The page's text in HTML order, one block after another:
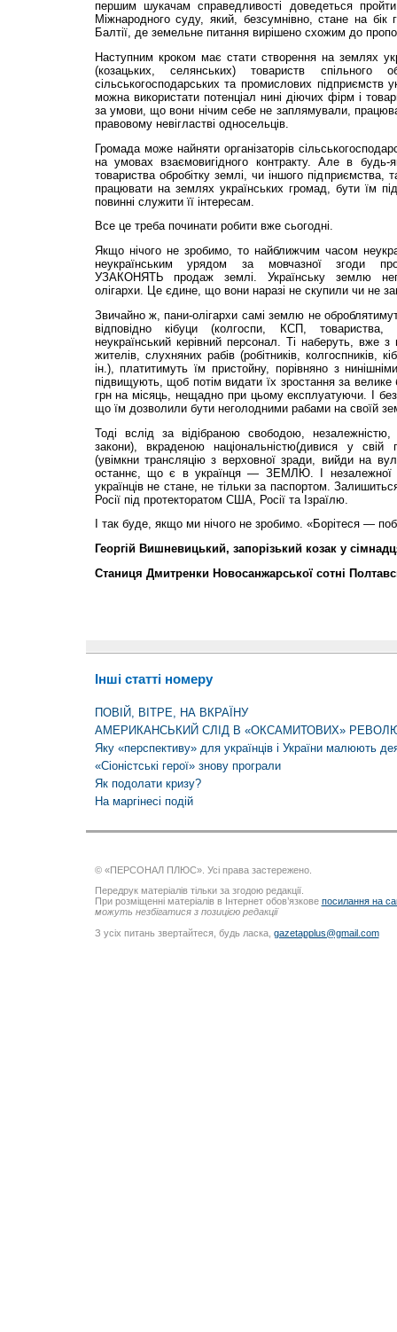
першим шукачам справедливості доведеться
Міжнародного суду, який, безсумнівно, стане на
Балтії, де земельне питання вирішено схожим до
Наступним кроком має стати створення на землях
(козацьких, селянських) товариств спільного
сільськогосподарських та промислових підприємств
можна використати потенціал нині діючих фірм і
за умови, що вони нічим себе не заплямували,
правовому невігластві односельців.
Громада може найняти організаторів
на умовах взаємовигідного контракту. Але в будь-
товариства обробітку землі, чи іншого підприємства,
працювати на землях українських громад, бути їм
повинні служити її інтересам.
Все це треба починати робити вже сьогодні.
Якщо нічого не зробимо, то найближчим часом
неукраїнським урядом за мовчазної згоди
УЗАКОНЯТЬ продаж землі. Українську землю
олігархи. Це єдине, що вони наразі не скупили чи не
Звичайно ж, пани-олігархи самі землю не
відповідно кібуци (колгоспи, КСП,
неукраїнський керівний персонал. Ті наберуть, вже з
жителів, слухняних рабів (робітників, колгоспників,
ін.), платитимуть їм пристойну, порівняно з
підвищують, щоб потім видати їх зростання за
грн на місяць, нещадно при цьому експлуатуючи. І
що їм дозволили бути неголодними рабами на своїй
Тоді вслід за відібраною свободою,
закони), вкраденою національністю(дивися у
(увімкни трансляцію з верховної зради, вийди на
останнє, що є в українця — ЗЕМЛЮ. І незалежної
українців не стане, не тільки за паспортом.
Росії під протекторатом США, Росії та Ізраїлю.
І так буде, якщо ми нічого не зробимо. «Борітеся —
Георгій Вишневицький, запорізький козак у
Станиця Дмитренки Новосанжарської сотні
Інші статті номеру
ПОВІЙ, ВІТРЕ, НА ВКРАЇНУ
АМЕРИКАНСЬКИЙ СЛІД В «ОКСАМИТОВИХ»
Яку «перспективу» для українців і України малюють
«Сіоністські герої» знову програли
Як подолати кризу?
На маргінесі подій
© «ПЕРСОНАЛ ПЛЮС». Усі права застережено.
Передрук матеріалів тільки за згодою редакції.
При розміщенні матеріалів в Інтернет обов’язкове посилання на
можуть незбігатися з позицією редакції
З усіх питань звертайтеся, будь ласка, gazetapplus@gmail.com